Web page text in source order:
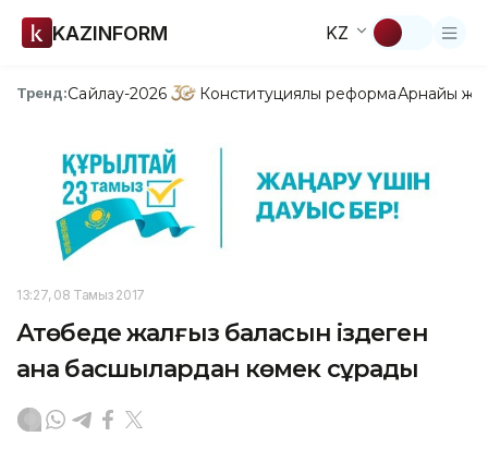
KAZINFORM KZ
Тренд:Сайлау-2026 Конституциялық реформаАрнайы
13:27, 08 Тамыз 2017
Ақтөбеде жалғыз баласын іздеген
ана басшылардан көмек сұрады